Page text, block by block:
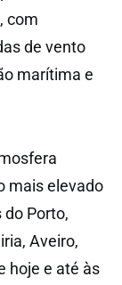
com
de vento
marítima e
mais elevado
Porto,
Aveiro,
hoje e até às